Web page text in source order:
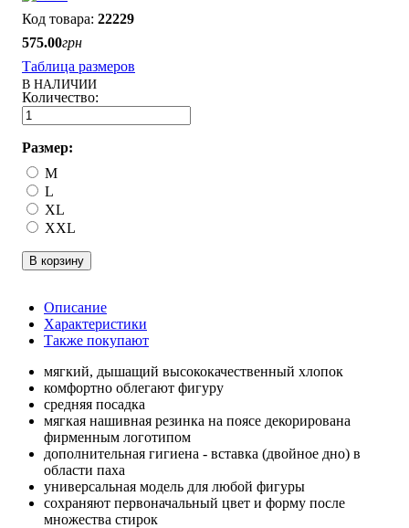
22229
575.00грн
Таблица размеров
В НАЛИЧИИ
Размер:
M
L
XL
XXL
В корзину
Описание
Характеристики
Также покупают
мягкий, дышащий высококачественный хлопок
комфортно облегают фигуру
средняя посадка
мягкая нашивная резинка на поясе декорирована
фирменным логотипом
дополнительная гигиена - вставка (двойное дно) в
области паха
универсальная модель для любой фигуры
сохраняют первоначальный цвет и форму после
множества стирок